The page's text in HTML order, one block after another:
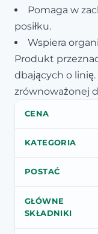
Pomaga w
posiłku.
Wspiera
Produkt
dbających o
zrównoważonej
CENA
KATEGORIA
POSTAĆ
GŁÓWNE
SKŁADNIKI